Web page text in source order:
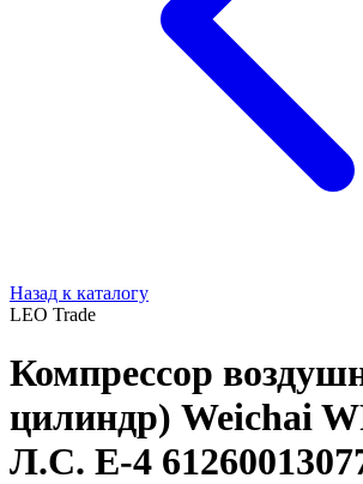
Назад к каталогу
LEO Trade
Компрессор
цилиндр) Weichai
Л.С. Е-4